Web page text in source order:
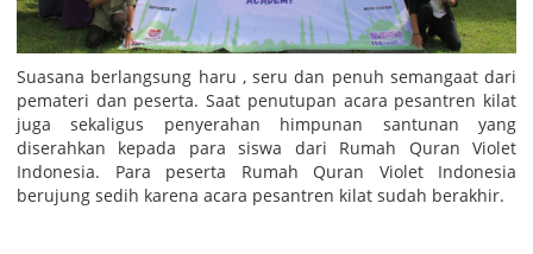
Suasana berlangsung haru , seru dan penuh semangaat dari
pemateri dan peserta. Saat penutupan acara pesantren kilat
juga sekaligus penyerahan himpunan santunan yang
diserahkan kepada para siswa dari Rumah Quran Violet
Indonesia. Para peserta Rumah Quran Violet Indonesia
berujung sedih karena acara pesantren kilat sudah berakhir.